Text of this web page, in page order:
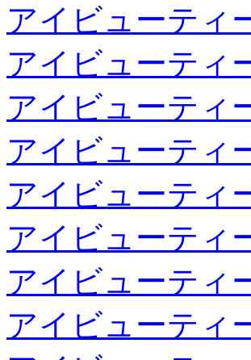
アイビューティ
アイビューティ
アイビューティ
アイビューティ
アイビューティ
アイビューティ
アイビューティ
アイビューティ